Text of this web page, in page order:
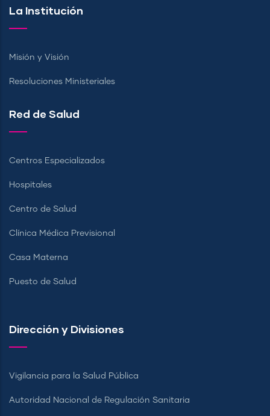
La Institución
Misión y Visión
Resoluciones Ministeriales
Red de Salud
Centros Especializados
Hospitales
Centro de Salud
Clínica Médica Previsional
Casa Materna
Puesto de Salud
Dirección y Divisiones
Vigilancia para la Salud Pública
Autoridad Nacional de Regulación Sanitaria